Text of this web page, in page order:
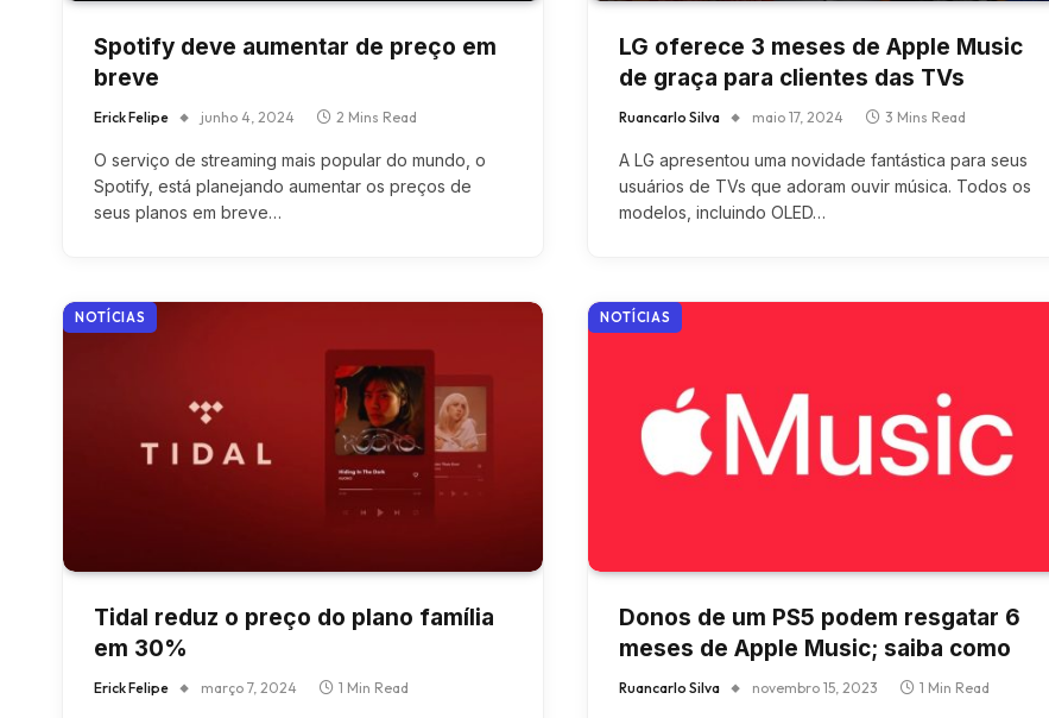
Spotify deve aumentar de preço em
breve
Erick Felipe junho 4, 2024 2 Mins Read
O serviço de streaming mais popular do mundo, o
Spotify, está planejando aumentar os preços de
seus planos em breve…
LG oferece 3 meses de Apple Music
de graça para clientes das TVs
Ruancarlo Silva maio 17, 2024 3 Mins Read
A LG apresentou uma novidade fantástica para seus
usuários de TVs que adoram ouvir música. Todos os
modelos, incluindo OLED…
NOTÍCIAS
Tidal reduz o preço do plano família
em 30%
Erick Felipe março 7, 2024 1 Min Read
NOTÍCIAS
Donos de um PS5 podem resgatar 6
meses de Apple Music; saiba como
Ruancarlo Silva novembro 15, 2023 1 Min Read